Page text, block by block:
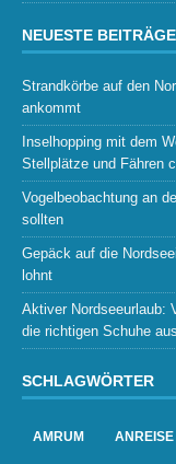
NEUESTE BEITRÄGE
Strandkörbe auf den
ankommt
Inselhopping mit dem
Stellplätze und Fähren
Vogelbeobachtung an
sollten
Gepäck auf die
lohnt
Aktiver Nordseeurlaub:
die richtigen Schuhe
SCHLAGWÖRTER
AMRUM ANREISE